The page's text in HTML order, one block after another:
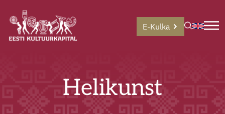
E-Kulka
Helikunst